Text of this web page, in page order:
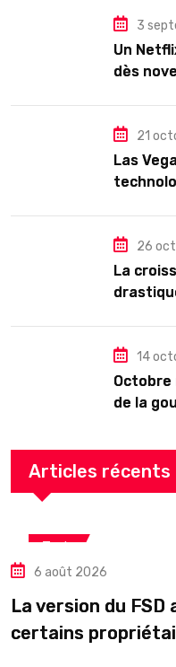
3
Un
dès
21
Las
26
La
14
Octobre
de la
Articles récents
Tech
6 août 2026
La version du FSD
certains